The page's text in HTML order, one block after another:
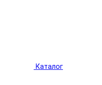
Каталог